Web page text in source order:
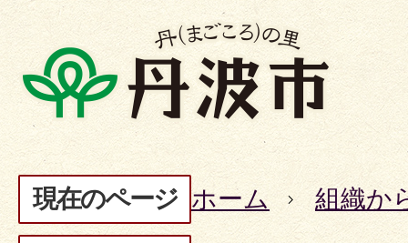
現在のページ ホーム 組織か